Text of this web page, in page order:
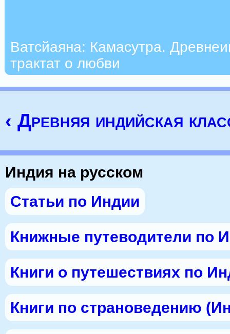
Ватсйаяна: Камасутра.
трактат о любви
‹ Древняя индийская
Индия на русском
Статьи по Индии
Книжные путеводители по
Книги о путешествиях по
Книги по страноведению